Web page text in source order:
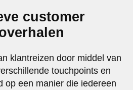
customer
klantreizen door middel van
touchpoints en
op een manier die iedereen